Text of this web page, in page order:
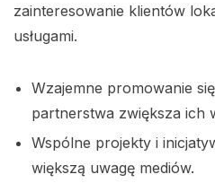
zainteresowanie klientów
usługami.
Wzajemne promowanie
partnerstwa zwiększa ich
Wspólne projekty i
większą uwagę mediów.